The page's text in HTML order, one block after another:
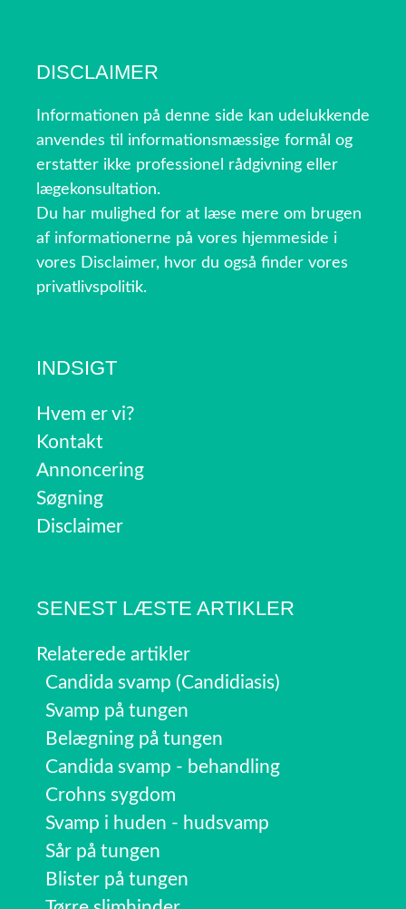
DISCLAIMER
Informationen på denne side kan udelukkende
anvendes til informationsmæssige formål og
erstatter ikke professionel rådgivning eller
lægekonsultation.
Du har mulighed for at læse mere om brugen
af informationerne på vores hjemmeside i
vores Disclaimer, hvor du også finder vores
privatlivspolitik.
INDSIGT
Hvem er vi?
Kontakt
Annoncering
Søgning
Disclaimer
SENEST LÆSTE ARTIKLER
Relaterede artikler
Candida svamp (Candidiasis)
Svamp på tungen
Belægning på tungen
Candida svamp - behandling
Crohns sygdom
Svamp i huden - hudsvamp
Sår på tungen
Blister på tungen